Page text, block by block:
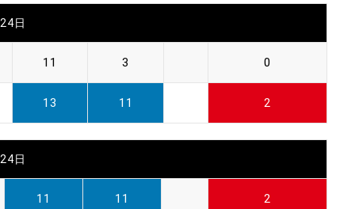
日
11 3 0
13 11 2
日
11 11 2